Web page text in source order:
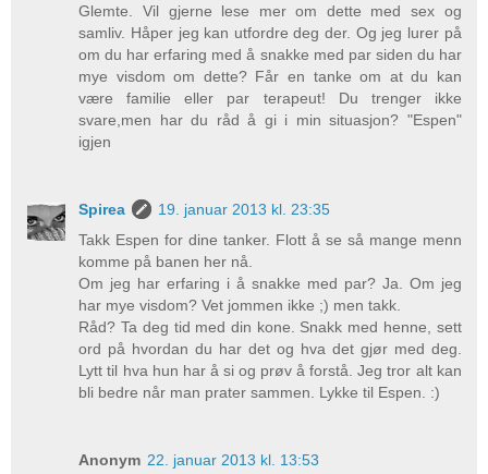
Glemte. Vil gjerne lese mer om dette med sex og
samliv. Håper jeg kan utfordre deg der. Og jeg lurer på
om du har erfaring med å snakke med par siden du har
mye visdom om dette? Får en tanke om at du kan
være familie eller par terapeut! Du trenger ikke
svare,men har du råd å gi i min situasjon? "Espen"
igjen
Spirea
19. januar 2013 kl. 23:35
Takk Espen for dine tanker. Flott å se så mange menn
komme på banen her nå.
Om jeg har erfaring i å snakke med par? Ja. Om jeg
har mye visdom? Vet jommen ikke ;) men takk.
Råd? Ta deg tid med din kone. Snakk med henne, sett
ord på hvordan du har det og hva det gjør med deg.
Lytt til hva hun har å si og prøv å forstå. Jeg tror alt kan
bli bedre når man prater sammen. Lykke til Espen. :)
Anonym 22. januar 2013 kl. 13:53